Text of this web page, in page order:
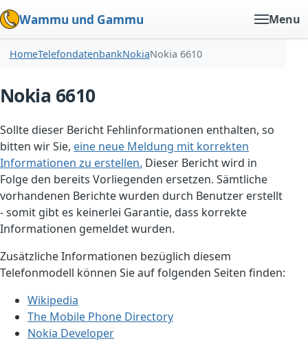
Wammu und Gammu Menu
HomeTelefondatenbankNokiaNokia 6610
Nokia 6610
Sollte dieser Bericht Fehlinformationen enthalten, so
bitten wir Sie, eine neue Meldung mit korrekten
Informationen zu erstellen. Dieser Bericht wird in
Folge den bereits Vorliegenden ersetzen. Sämtliche
vorhandenen Berichte wurden durch Benutzer erstellt
- somit gibt es keinerlei Garantie, dass korrekte
Informationen gemeldet wurden.
Zusätzliche Informationen bezüglich diesem
Telefonmodell können Sie auf folgenden Seiten finden:
Wikipedia
The Mobile Phone Directory
Nokia Developer